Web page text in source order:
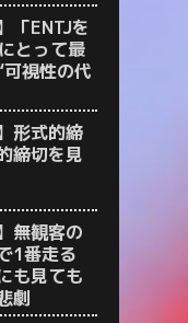
「ENTJを
とって最
視性の代
形式的締
締切を見
無観客の
1番走る
も見ても
劇